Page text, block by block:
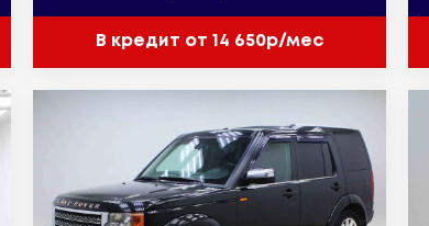
В кредит от 14 650р/мес